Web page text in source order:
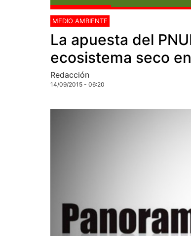
MEDIO AMBIENTE
La apuesta del
ecosistema seco
Redacción
14/09/2015 - 06:20